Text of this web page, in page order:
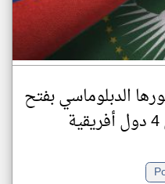
الدبلوماسي بفتح